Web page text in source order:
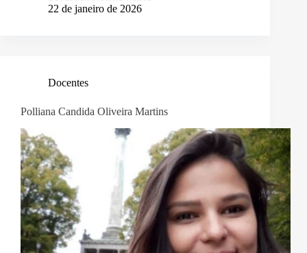
22 de janeiro de 2026
Docentes
Polliana Candida Oliveira Martins